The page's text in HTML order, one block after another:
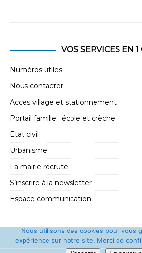
VOS SERVICES EN 1
Numéros utiles
Nous contacter
Accès village et stationnement
Portail famille : école et crèche
Etat civil
Urbanisme
La mairie recrute
S’inscrire à la newsletter
Espace communication
Nous utilisons des cookies pour vous
expérience sur notre site. Merci de